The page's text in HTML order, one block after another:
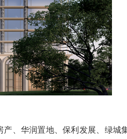
、华润置地、保利发展、绿城